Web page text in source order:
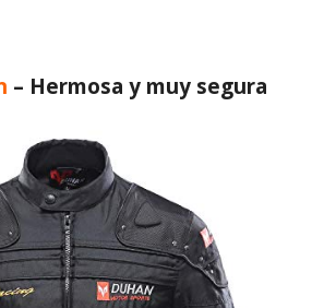
– Hermosa y muy segura